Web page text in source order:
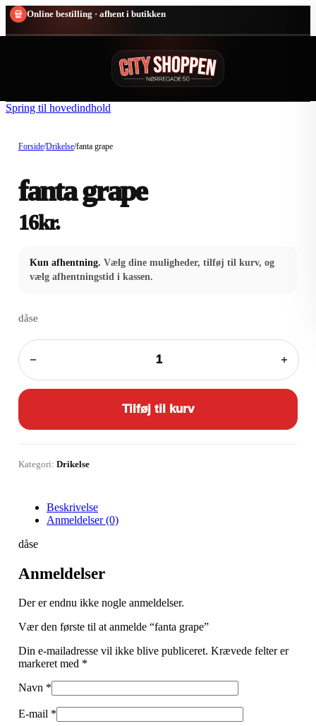
Online bestilling · afhent i butikken
Spring til hovedindhold
Forside/Drikelse/fanta grape
fanta grape
16kr.
Kun afhentning. Vælg dine muligheder, tilføj til kurv, og
vælg afhentningstid i kassen.
dåse
fanta
grape
antal
Tilføj til kurv
Kategori: Drikelse
Beskrivelse
Anmeldelser (0)
dåse
Anmeldelser
Der er endnu ikke nogle anmeldelser.
Vær den første til at anmelde “fanta grape”
Din e-mailadresse vil ikke blive publiceret. Krævede felter er
markeret med *
Navn *
E-mail *